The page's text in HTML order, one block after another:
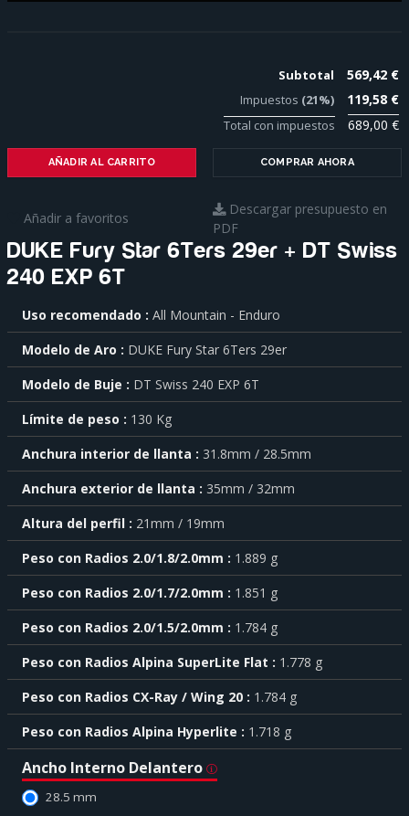
Subtotal 569,42 €
Impuestos (21%) 119,58 €
Total con impuestos 689,00 €
AÑADIR AL CARRITO COMPRAR AHORA
Añadir a favoritos
Descargar presupuesto en
PDF
DUKE Fury Star 6Ters 29er + DT Swiss
240 EXP 6T
saber
más
sobre
cada
característica
haga
click
sobre
símbolo
.
También
mostrar
toda
información.
Uso recomendado
All Mountain - Enduro
Modelo de Aro
DUKE Fury Star 6Ters 29er
Modelo de Buje
DT Swiss 240 EXP 6T
Límite de peso
130 Kg
Anchura interior de llanta
31.8mm / 28.5mm
Anchura exterior de llanta
35mm / 32mm
Altura del perfil
21mm / 19mm
Peso con Radios 2.0/1.8/2.0mm
1.889 g
Peso con Radios 2.0/1.7/2.0mm
1.851 g
Peso con Radios 2.0/1.5/2.0mm
1.784 g
Peso con Radios Alpina SuperLite Flat
1.778 g
Peso con Radios CX-Ray / Wing 20
1.784 g
Peso con Radios Alpina Hyperlite
1.718 g
Ancho Interno Delantero
28.5 mm